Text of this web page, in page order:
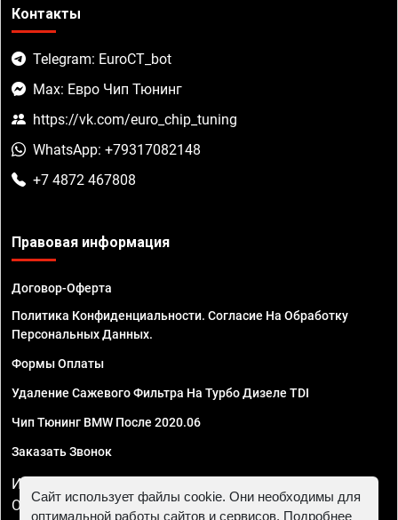
Контакты
Telegram: EuroCT_bot
Max: Евро Чип Тюнинг
https://vk.com/euro_chip_tuning
WhatsApp: +79317082148
+7 4872 467808
Правовая информация
Договор-Оферта
Политика Конфиденциальности. Согласие На Обработку
Персональных Данных.
Формы Оплаты
Удаление Сажевого Фильтра На Турбо Дизеле TDI
Чип Тюнинг BMW После 2020.06
Заказать Звонок
ИП Смирнов Георгий Павлович. ИНН 781302555843,
ОГРНИП 324470400032610
Сайт использует файлы cookie. Они необходимы для
оптимальной работы сайтов и сервисов. Подробнее